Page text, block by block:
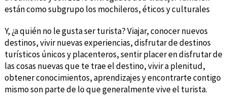
están como subgrupo los mochileros, éticos y culturales
Y, ¿a quién no le gusta ser turista? Viajar, conocer nuevos
destinos, vivir nuevas experiencias, disfrutar de destinos
turísticos únicos y placenteros, sentir placer en disfrutar de
las cosas nuevas que te trae el destino, vivir a plenitud,
obtener conocimientos, aprendizajes y encontrarte contigo
mismo son parte de lo que generalmente vive el turista.